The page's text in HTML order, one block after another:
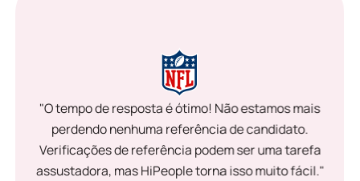
"O tempo de resposta é ótimo! Não estamos mais
perdendo nenhuma referência de candidato.
Verificações de referência podem ser uma tarefa
assustadora, mas HiPeople torna isso muito fácil."